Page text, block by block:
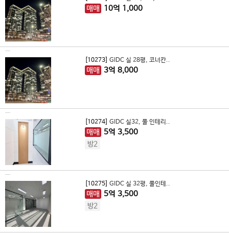
매매 10억 1,000
[10273] GIDC 실 28평, 코너칸..
매매 3억 8,000
[10274] GIDC 실32, 풀 인테리..
매매 5억 3,500
방2
[10275] GIDC 실 32평, 풀인테..
매매 5억 3,500
방2